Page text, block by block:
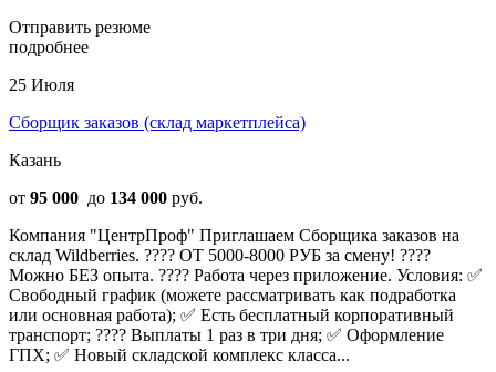
Отправить резюме
подробнее
25 Июля
Сборщик заказов (склад маркетплейса)
Казань
от 95 000 до 134 000 руб.
Компания "ЦентрПроф" Приглашаем Сборщика заказов на
склад Wildberries. ???? ОТ 5000-8000 РУБ за смену! ????
Можно БЕЗ опыта. ???? Работа через приложение. Условия: ✅
Свободный график (можете рассматривать как подработка
или основная работа); ✅ Есть бесплатный корпоративный
транспорт; ???? Выплаты 1 раз в три дня; ✅ Оформление
ГПХ; ✅ Новый складской комплекс класса...